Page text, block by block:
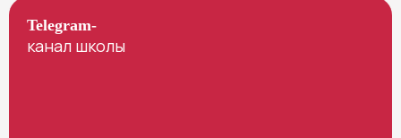
Telegram-
канал школы